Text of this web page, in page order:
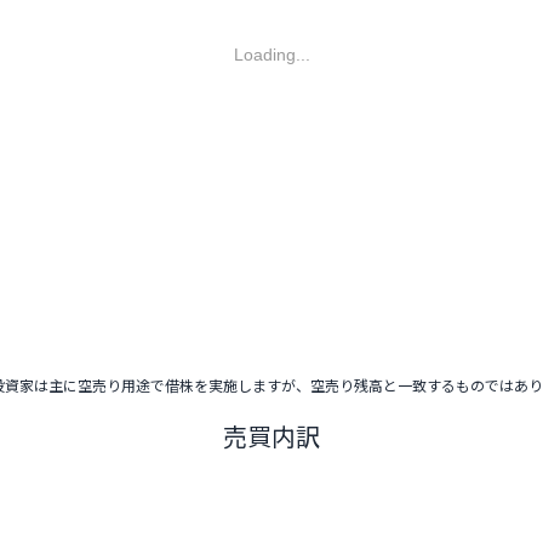
Loading...
家は主に空売り用途で借株を実施しますが、空売り残高と一致するものではあ
売買内訳